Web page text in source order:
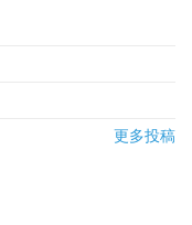
更多投稿